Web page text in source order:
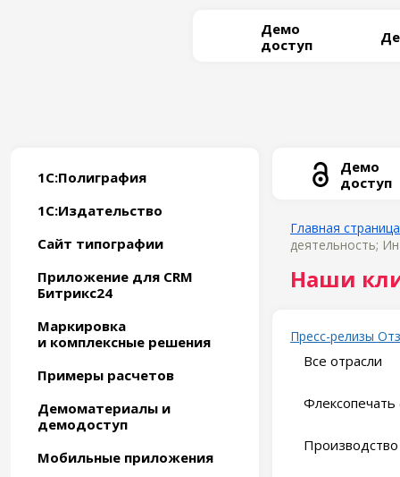
Демо
доступ
1С:Полиграфия
1С:Издательство
Сайт типографии
Приложение для CRM
Битрикс24
Маркировка
и комплексные решения
Примеры расчетов
Демоматериалы и
демодоступ
Мобильные приложения
Демо
доступ
Главная страница
деятельность;
Наши
Пресс-релизы
Все отрасли
Флексопечать
Производство